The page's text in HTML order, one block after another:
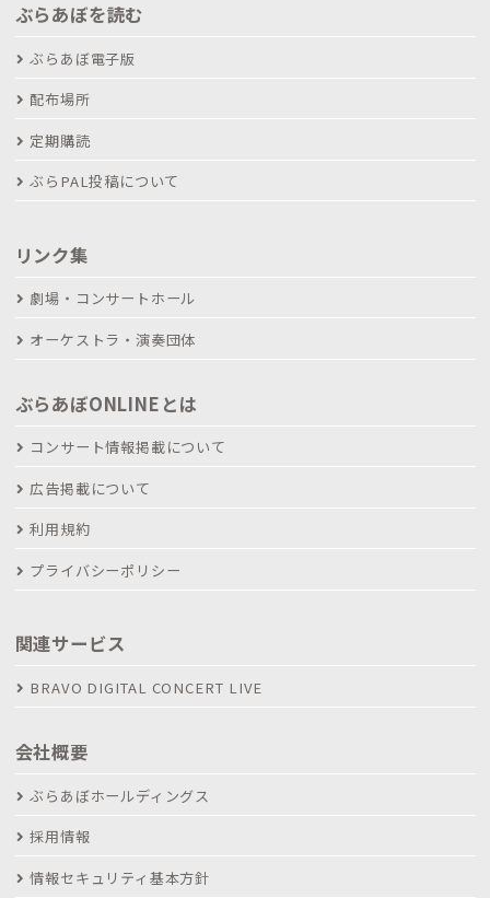
ぶらあぼを読む
ぶらあぼ電子版
配布場所
定期購読
ぶらPAL投稿について
リンク集
劇場・コンサートホール
オーケストラ・演奏団体
ぶらあぼONLINEとは
コンサート情報掲載について
広告掲載について
利用規約
プライバシーポリシー
関連サービス
BRAVO DIGITAL CONCERT LIVE
会社概要
ぶらあぼホールディングス
採用情報
情報セキュリティ基本方針